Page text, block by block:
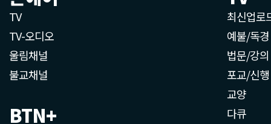
TV
TV-오디오
울림채널
불교채널
BTN+
최신업로
예불/독경
법문/강의
포교/신행
교양
다큐